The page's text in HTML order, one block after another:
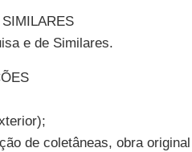
e de Similares.
de coletâneas, obra